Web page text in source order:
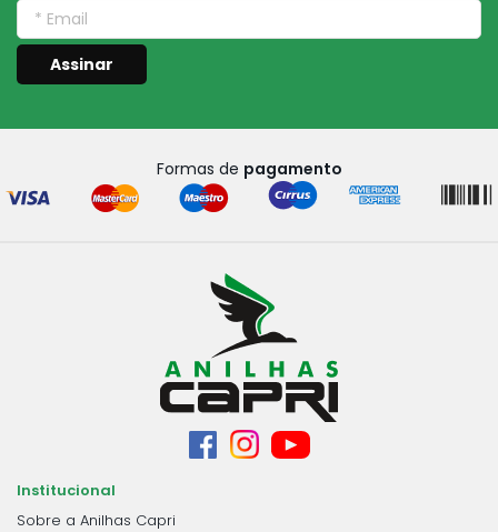
Assinar
Formas de pagamento
Institucional
Sobre a Anilhas Capri